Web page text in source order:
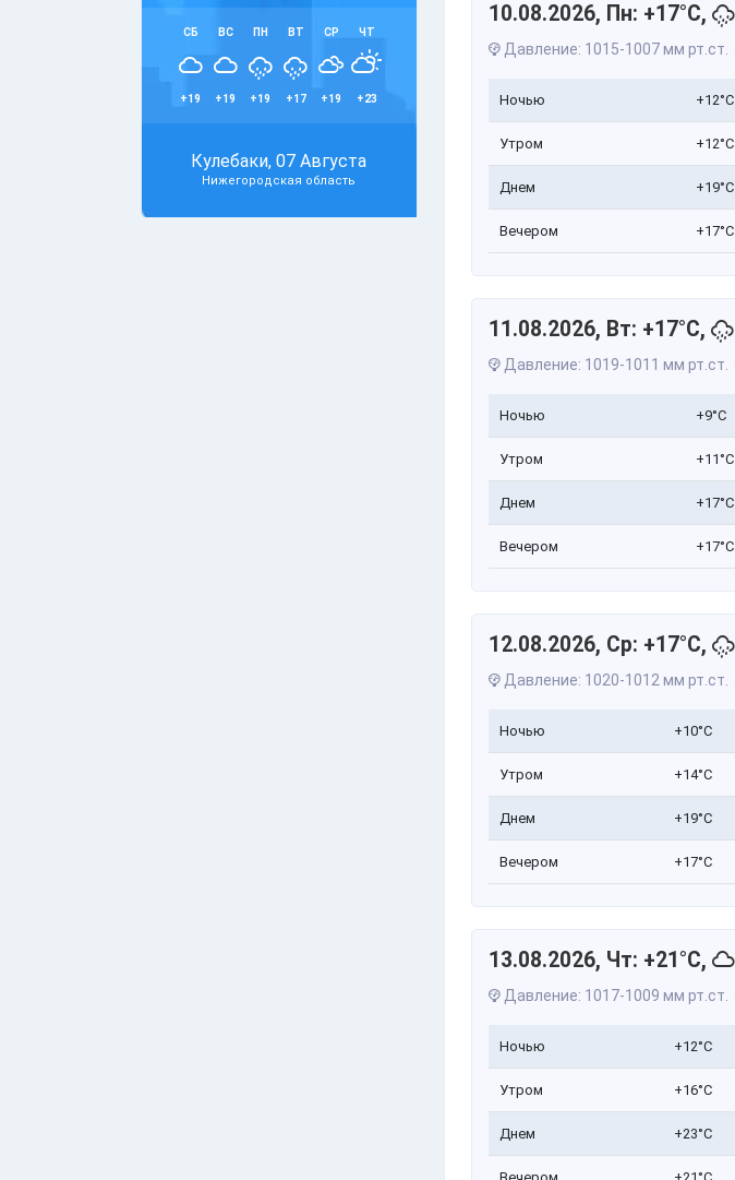
СБ
+19
ВС
+19
ПН
+19
ВТ
+17
СР
+19
ЧТ
+23
Кулебаки, 07 Августа
Нижегородская область
10.08.2026, Пн: +17°C,
Давление: 1015-1007 мм рт.ст.
Ночью +12°C
Утром +12°C
Днем +19°C
Вечером +17°C
11.08.2026, Вт: +17°C,
Давление: 1019-1011 мм рт.ст.
Ночью +9°C
Утром +11°C
Днем +17°C
Вечером +17°C
12.08.2026, Ср: +17°C,
Давление: 1020-1012 мм рт.ст.
Ночью +10°C
Утром +14°C
Днем +19°C
Вечером +17°C
13.08.2026, Чт: +21°C,
Давление: 1017-1009 мм рт.ст.
Ночью +12°C
Утром +16°C
Днем +23°C